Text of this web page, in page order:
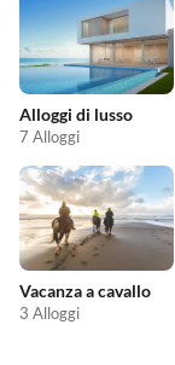
Alloggi di lusso
7 Alloggi
Vacanza a cavallo
3 Alloggi